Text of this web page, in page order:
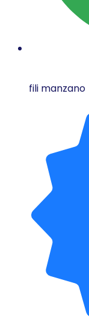
fili manzano